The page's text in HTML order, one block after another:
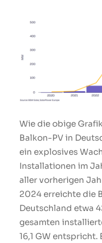
Wie die obige
Balkon-PV in
ein explosives
Installationen im
aller vorherigen
2024 erreichte die
Deutschland etwa
gesamten
16,1 GW entspricht.